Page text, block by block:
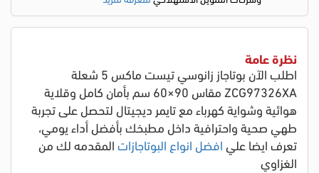
نظرة عامة
اطلب الآن بوتاجاز زانوسي تيست ماكس 5 شعلة
ZCG97326XA مقاس 90×60 سم بأمان كامل وقلاية
هوائية وشواية كهرباء مع تايمر ديجيتال لتحصل على تجربة
طهي صحية واحترافية داخل مطبخك بأفضل أداء يومي،
تعرف ايضا علي افضل انواع البوتاجازاتالمقدمه لك من
الغزاوي